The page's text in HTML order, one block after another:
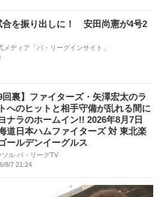
合を振り出しに！ 安田尚憲が4号2
メディア「パ・リーグインサイト」
9回裏】ファイターズ・矢澤宏太のラ
へのヒットと相手守備が乱れる間に
ナラのホームイン!! 2026年8月7日
道日本ハムファイターズ 対 東北楽
ールデンイーグルス
ソル パ・リーグTV
8/7 21:24